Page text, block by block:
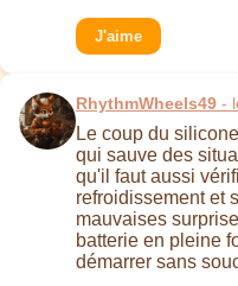
J'aime
RhythmWheels49 -
Le coup du
qui sauve des
qu'il faut aussi
refroidissement et
mauvaises
batterie en pleine
démarrer sans